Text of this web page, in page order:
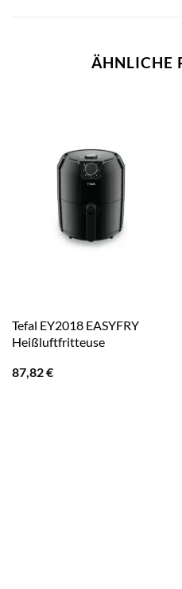
ÄHNLICHE
Tefal EY2018 EASYFRY
Heißluftfritteuse
87,82€